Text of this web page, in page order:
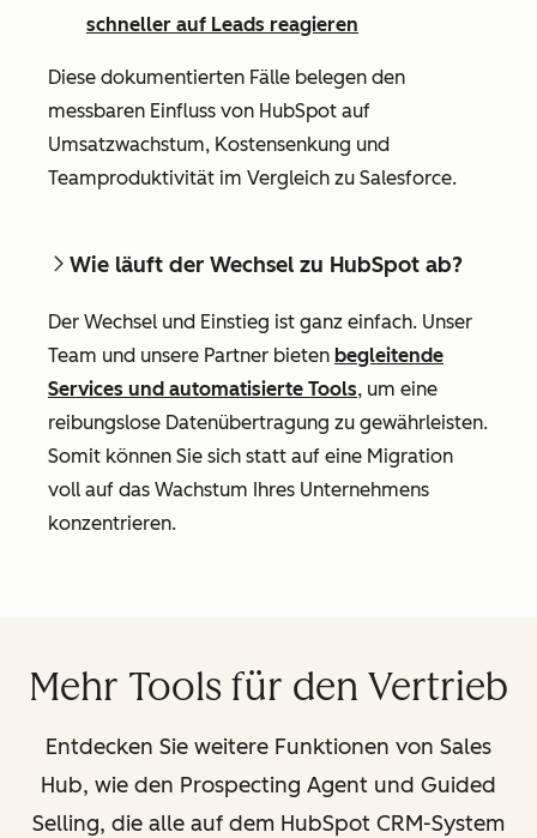
schneller auf Leads reagieren
Diese dokumentierten Fälle belegen den
messbaren Einfluss von HubSpot auf
Umsatzwachstum, Kostensenkung und
Teamproduktivität im Vergleich zu Salesforce.
Wie läuft der Wechsel zu HubSpot ab?
Der Wechsel und Einstieg ist ganz einfach. Unser
Team und unsere Partner bieten begleitende
Services und automatisierte Tools, um eine
reibungslose Datenübertragung zu gewährleisten.
Somit können Sie sich statt auf eine Migration
voll auf das Wachstum Ihres Unternehmens
konzentrieren.
Mehr Tools für den Vertrieb
Entdecken Sie weitere Funktionen von Sales
Hub, wie den Prospecting Agent und Guided
Selling, die alle auf dem HubSpot CRM-System